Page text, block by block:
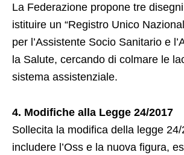
La Federazione propone tre
istituire un “Registro Unico
per l’Assistente Socio Sanitario e
la Salute, cercando di colmare le
sistema assistenziale.
4. Modifiche alla Legge 24/2017
Sollecita la modifica della legge
includere l’Oss e la nuova figura,